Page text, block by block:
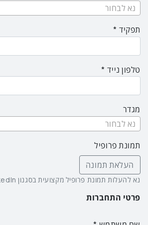
נא לבחור
תפקיד
טלפון נייד
מגדר
נא לבחור
תמונת פרופיל
העלאת תמונה
נא להעלות תמונת פרופיל מקצועית בסגנון LinkedIn
פרטי התחברות